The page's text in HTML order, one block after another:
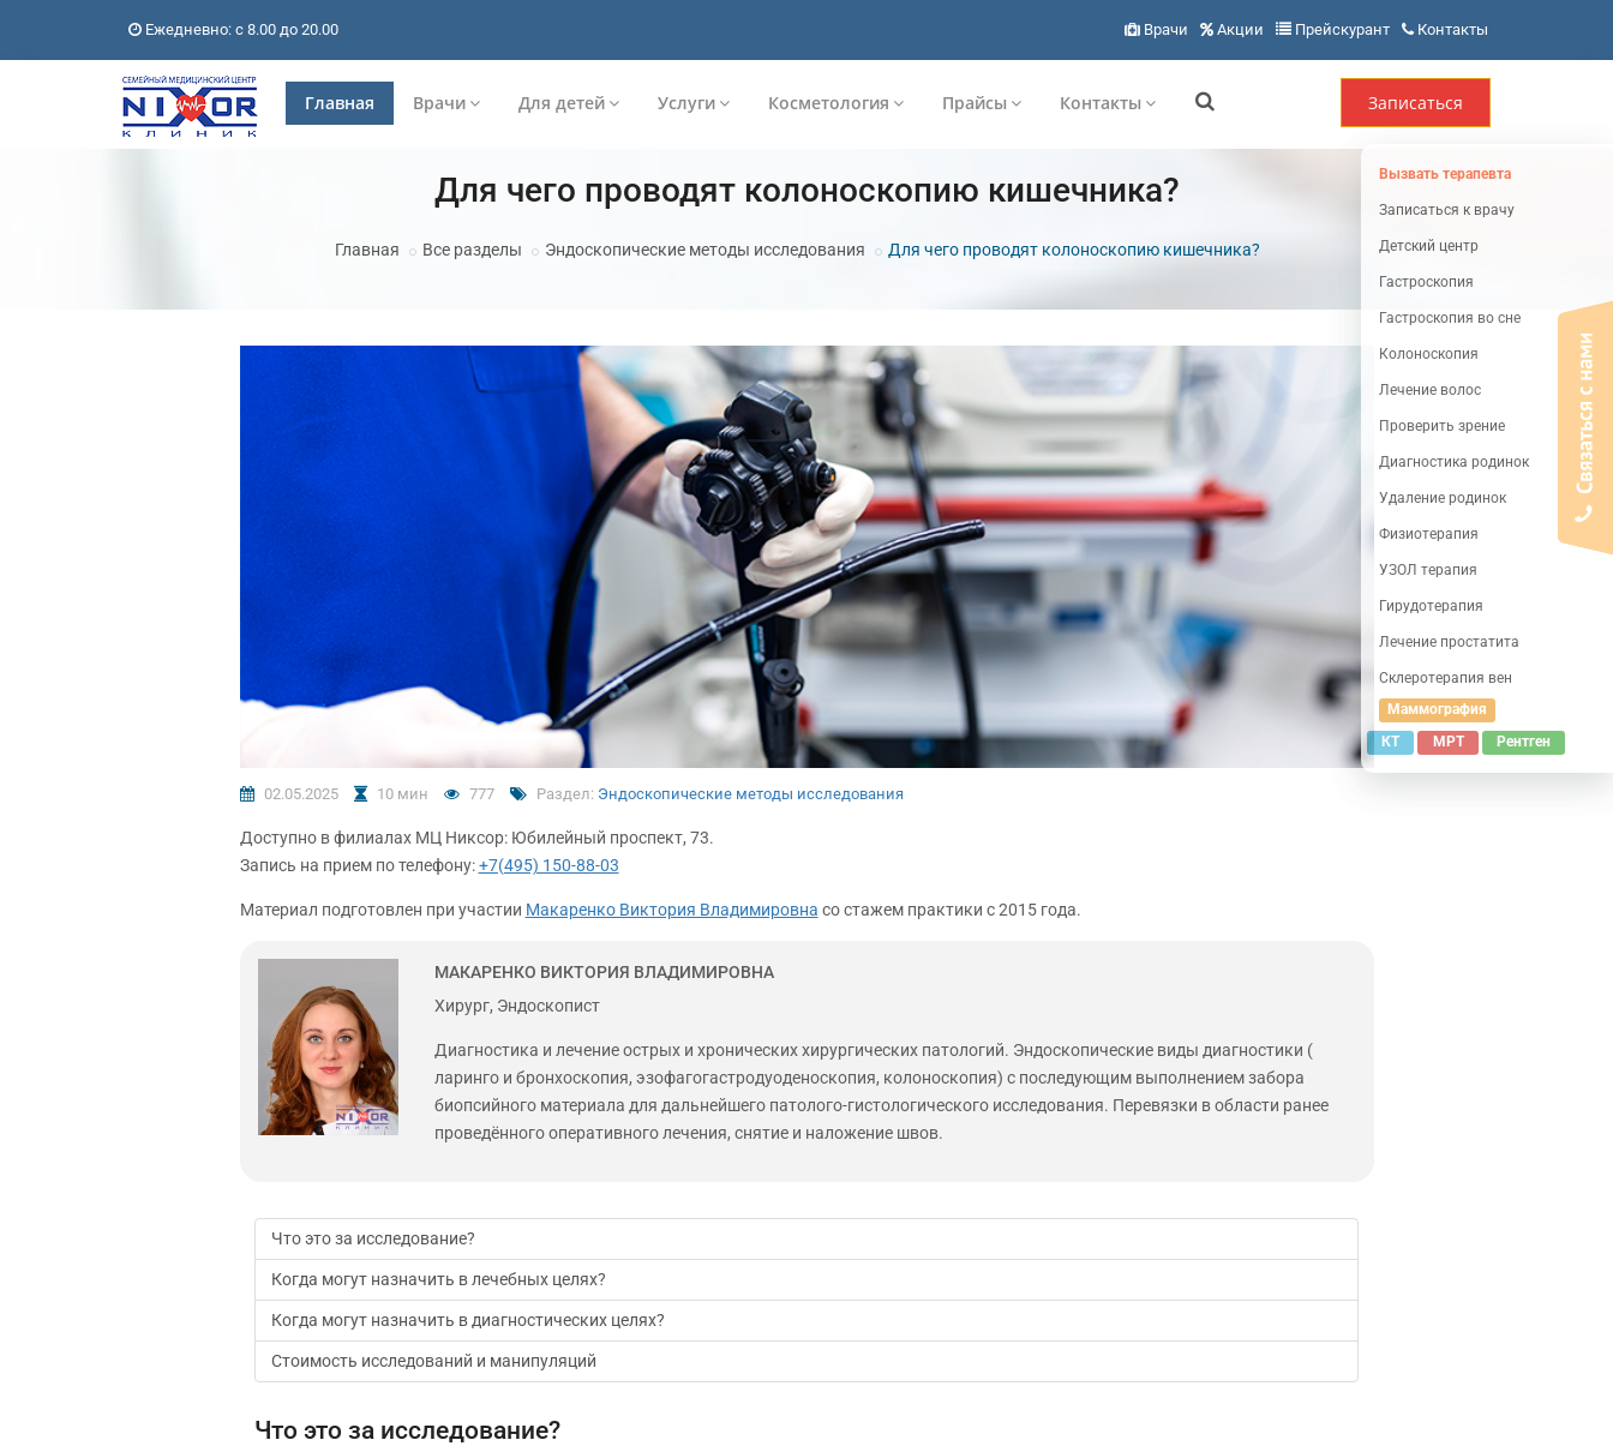
Ежедневно: с 8.00 до 20.00 Врачи Акции Прейскурант Контакты
Главная Врачи Для детей Услуги Косметология Прайсы Контакты Записаться
Для чего проводят колоноскопию кишечника?
Главная Все разделы Эндоскопические методы исследования Для чего проводят колоноскопию кишечника?
02.05.2025 10 мин 777 Раздел: Эндоскопические методы исследования
Доступно в филиалах МЦ Никсор: Юбилейный проспект, 73.
Запись на прием по телефону:+7(495) 150-88-03
Материал подготовлен при участии Макаренко Виктория Владимировна со стажем практики с2015 года.
МАКАРЕНКО ВИКТОРИЯ ВЛАДИМИРОВНА
Хирург, Эндоскопист
Диагностика и лечение острых и хронических хирургических патологий. Эндоскопические виды диагностики (
ларинго и бронхоскопия, эзофагогастродуоденоскопия, колоноскопия) с последующим выполнением забора
биопсийного материала для дальнейшего патолого-гистологического исследования. Перевязки в области ранее
проведённого оперативного лечения, снятие и наложение швов.
Что это за исследование?
Когда могут назначить в лечебных целях?
Когда могут назначить в диагностических целях?
Стоимость исследований и манипуляций
Что это за исследование?
Вызвать терапевта
Записаться к врачу
Детский центр
Гастроскопия
Гастроскопия во сне
Колоноскопия
Лечение волос
Проверить зрение
Диагностика родинок
Удаление родинок
Физиотерапия
УЗОЛ терапия
Гирудотерапия
Лечение простатита
Склеротерапия вен
Маммография
КТ
МРТ Рентген